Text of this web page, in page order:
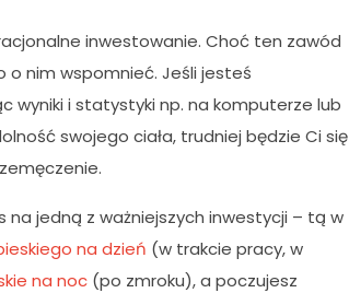
inwestowanie. Choć ten zawód
nim wspomnieć. Jeśli jesteś
wyniki i statystyki np. na komputerze lub
swojego ciała, trudniej będzie Ci się
na jedną z ważniejszych inwestycji – tą w
na dzień (w trakcie pracy, w
na noc (po zmroku), a poczujesz